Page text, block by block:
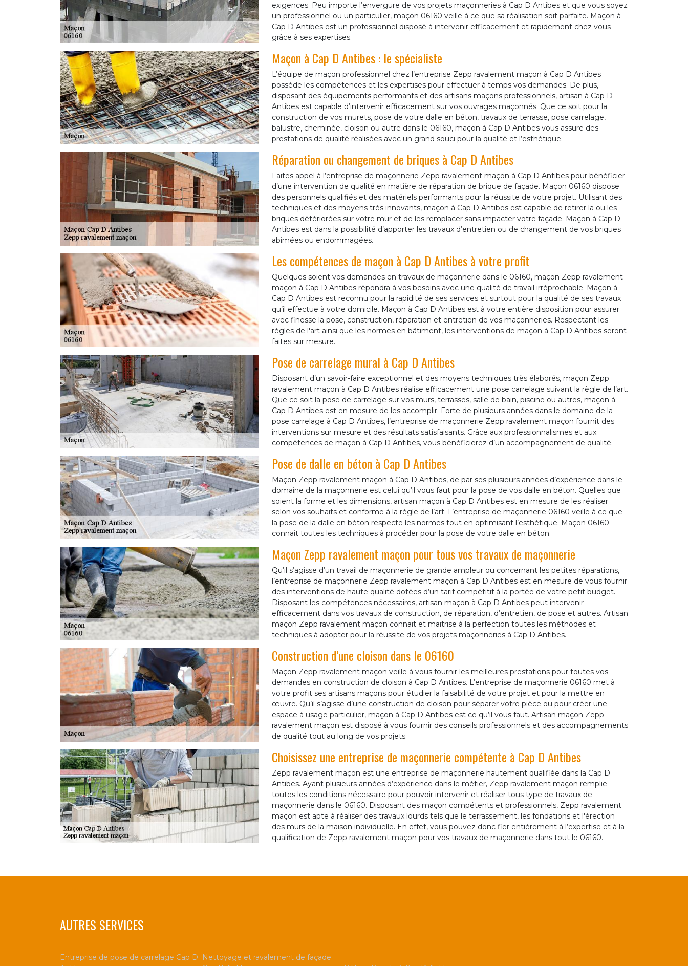
exigences. Peu importe l’envergure de vos projets maçonneries à Cap D Antibes et que vous soyez
un professionnel ou un particulier, maçon 06160 veille à ce que sa réalisation soit parfaite. Maçon à
Cap D Antibes est un professionnel disposé à intervenir efficacement et rapidement chez vous
grâce à ses expertises.
Maçon à Cap D Antibes : le spécialiste
L’équipe de maçon professionnel chez l’entreprise Zepp ravalement maçon à Cap D Antibes
possède les compétences et les expertises pour effectuer à temps vos demandes. De plus,
disposant des équipements performants et des artisans maçons professionnels, artisan à Cap D
Antibes est capable d’intervenir efficacement sur vos ouvrages maçonnés. Que ce soit pour la
construction de vos murets, pose de votre dalle en béton, travaux de terrasse, pose carrelage,
balustre, cheminée, cloison ou autre dans le 06160, maçon à Cap D Antibes vous assure des
prestations de qualité réalisées avec un grand souci pour la qualité et l’esthétique.
Réparation ou changement de briques à Cap D Antibes
Faites appel à l’entreprise de maçonnerie Zepp ravalement maçon à Cap D Antibes pour bénéficier
d’une intervention de qualité en matière de réparation de brique de façade. Maçon 06160 dispose
des personnels qualifiés et des matériels performants pour la réussite de votre projet. Utilisant des
techniques et des moyens très innovants, maçon à Cap D Antibes est capable de retirer la ou les
briques détériorées sur votre mur et de les remplacer sans impacter votre façade. Maçon à Cap D
Antibes est dans la possibilité d’apporter les travaux d’entretien ou de changement de vos briques
abimées ou endommagées.
Les compétences de maçon à Cap D Antibes à votre profit
Quelques soient vos demandes en travaux de maçonnerie dans le 06160, maçon Zepp ravalement
maçon à Cap D Antibes répondra à vos besoins avec une qualité de travail irréprochable. Maçon à
Cap D Antibes est reconnu pour la rapidité de ses services et surtout pour la qualité de ses travaux
qu’il effectue à votre domicile. Maçon à Cap D Antibes est à votre entière disposition pour assurer
avec finesse la pose, construction, réparation et entretien de vos maçonneries. Respectant les
règles de l'art ainsi que les normes en bâtiment, les interventions de maçon à Cap D Antibes seront
faites sur mesure.
Pose de carrelage mural à Cap D Antibes
Disposant d’un savoir-faire exceptionnel et des moyens techniques très élaborés, maçon Zepp
ravalement maçon à Cap D Antibes réalise efficacement une pose carrelage suivant la règle de l’art.
Que ce soit la pose de carrelage sur vos murs, terrasses, salle de bain, piscine ou autres, maçon à
Cap D Antibes est en mesure de les accomplir. Forte de plusieurs années dans le domaine de la
pose carrelage à Cap D Antibes, l’entreprise de maçonnerie Zepp ravalement maçon fournit des
interventions sur mesure et des résultats satisfaisants. Grâce aux professionnalismes et aux
compétences de maçon à Cap D Antibes, vous bénéficierez d’un accompagnement de qualité.
Pose de dalle en béton à Cap D Antibes
Maçon Zepp ravalement maçon à Cap D Antibes, de par ses plusieurs années d’expérience dans le
domaine de la maçonnerie est celui qu’il vous faut pour la pose de vos dalle en béton. Quelles que
soient la forme et les dimensions, artisan maçon à Cap D Antibes est en mesure de les réaliser
selon vos souhaits et conforme à la règle de l’art. L’entreprise de maçonnerie 06160 veille à ce que
la pose de la dalle en béton respecte les normes tout en optimisant l’esthétique. Maçon 06160
connait toutes les techniques à procéder pour la pose de votre dalle en béton.
Maçon Zepp ravalement maçon pour tous vos travaux de maçonnerie
Qu’il s’agisse d’un travail de maçonnerie de grande ampleur ou concernant les petites réparations,
l’entreprise de maçonnerie Zepp ravalement maçon à Cap D Antibes est en mesure de vous fournir
des interventions de haute qualité dotées d’un tarif compétitif à la portée de votre petit budget.
Disposant les compétences nécessaires, artisan maçon à Cap D Antibes peut intervenir
efficacement dans vos travaux de construction, de réparation, d’entretien, de pose et autres. Artisan
maçon Zepp ravalement maçon connait et maitrise à la perfection toutes les méthodes et
techniques à adopter pour la réussite de vos projets maçonneries à Cap D Antibes.
Construction d’une cloison dans le 06160
Maçon Zepp ravalement maçon veille à vous fournir les meilleures prestations pour toutes vos
demandes en construction de cloison à Cap D Antibes. L’entreprise de maçonnerie 06160 met à
votre profit ses artisans maçons pour étudier la faisabilité de votre projet et pour la mettre en
œuvre. Qu’il s’agisse d’une construction de cloison pour séparer votre pièce ou pour créer une
espace à usage particulier, maçon à Cap D Antibes est ce qu’il vous faut. Artisan maçon Zepp
ravalement maçon est disposé à vous fournir des conseils professionnels et des accompagnements
de qualité tout au long de vos projets.
Choisissez une entreprise de maçonnerie compétente à Cap D Antibes
Zepp ravalement maçon est une entreprise de maçonnerie hautement qualifiée dans la Cap D
Antibes. Ayant plusieurs années d’expérience dans le métier, Zepp ravalement maçon remplie
toutes les conditions nécessaire pour pouvoir intervenir et réaliser tous type de travaux de
maçonnerie dans le 06160. Disposant des maçon compétents et professionnels, Zepp ravalement
maçon est apte à réaliser des travaux lourds tels que le terrassement, les fondations et l'érection
des murs de la maison individuelle. En effet, vous pouvez donc fier entièrement à l’expertise et à la
qualification de Zepp ravalement maçon pour vos travaux de maçonnerie dans tout le 06160.
AUTRES SERVICES
Entreprise de pose de carrelage Cap D
Nettoyage et ravalement de façade